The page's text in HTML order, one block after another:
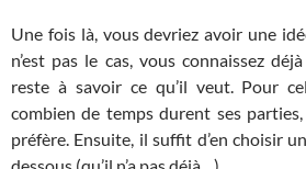
Une fois là, vous devriez avoir une
n’est pas le cas, vous connaissez
reste à savoir ce qu’il veut. Pour
combien de temps durent ses
préfère. Ensuite, il suffit d’en choisir